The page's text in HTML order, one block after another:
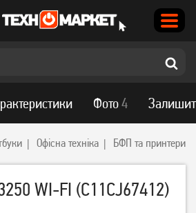
Офісна техніка БФП та принтери
WI-FI (C11CJ67412)
Фото4